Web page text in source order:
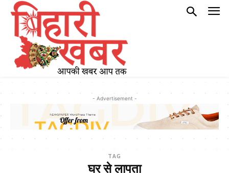
- Advertisement -
TAG
घर से लापता